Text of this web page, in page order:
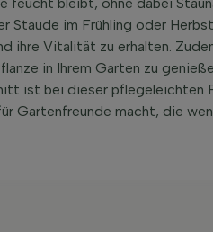
Staude im Frühling oder
ihre Vitalität zu erhalten.
in Ihrem Garten zu
ist bei dieser pflegeleichten
Gartenfreunde macht, die